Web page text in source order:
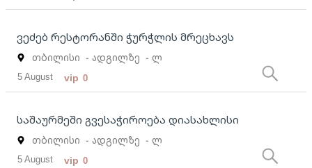
ვეძებ რესტორანში ჭურჭლის მრეცხავს
თბილისი - ადგილზე - ლ
5 August vip 0
საშაურმეში გვესაჭიროება დიასახლისი
თბილისი - ადგილზე - ლ
5 August vip 0